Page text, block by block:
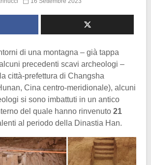
di una montagna – già tappa
precedenti scavi archeologi –
città-prefettura di Changsha
Cina centro-meridionale), alcuni
si sono imbattuti in un antico
del quale hanno rinvenuto 21
al periodo della Dinastia Han.